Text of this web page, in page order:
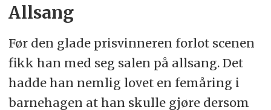
Allsang
Før den glade prisvinneren forlot scenen
fikk han med seg salen på allsang. Det
hadde han nemlig lovet en femåring i
barnehagen at han skulle gjøre dersom